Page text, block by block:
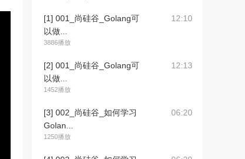
[1] 001_尚硅谷_Golang可
以做...
3886播放
12:10
[2] 001_尚硅谷_Golang可
以做...
1452播放
12:13
[3] 002_尚硅谷_如何学习
Golan...
1250播放
06:20